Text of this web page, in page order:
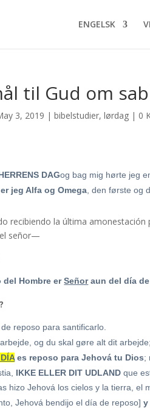
ENGELSK
til Gud om
3, 2019 |bibelstudier,lørdag | 0
DAGog bag mig hørte jeg
jeg Alfa og Omega , den første og
recibiendo la última
señor—
del Hombre erSeñoraun del día
reposo para santificarlo.
og du skal gøre alt dit arbejde;
es reposo para Jehová tu Dios;
IKKE ELLER DIT UDLAND que
hizo Jehová los cielos y la tierra, el
Jehová bendijo el día de reposo]y